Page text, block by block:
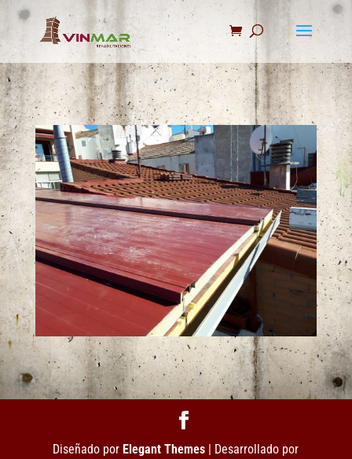
Diseñado por Elegant Themes | Desarrollado por